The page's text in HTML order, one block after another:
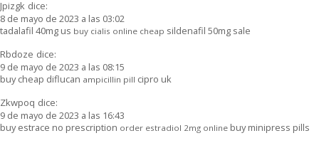
Jpizgk dice:
8 de mayo de 2023 a las 03:02
tadalafil 40mg us buy cialis online cheap sildenafil 50mg sale
Rbdoze dice:
9 de mayo de 2023 a las 08:15
buy cheap diflucan ampicillin pill cipro uk
Zkwpoq dice:
9 de mayo de 2023 a las 16:43
buy estrace no prescription order estradiol 2mg online buy minipress pills